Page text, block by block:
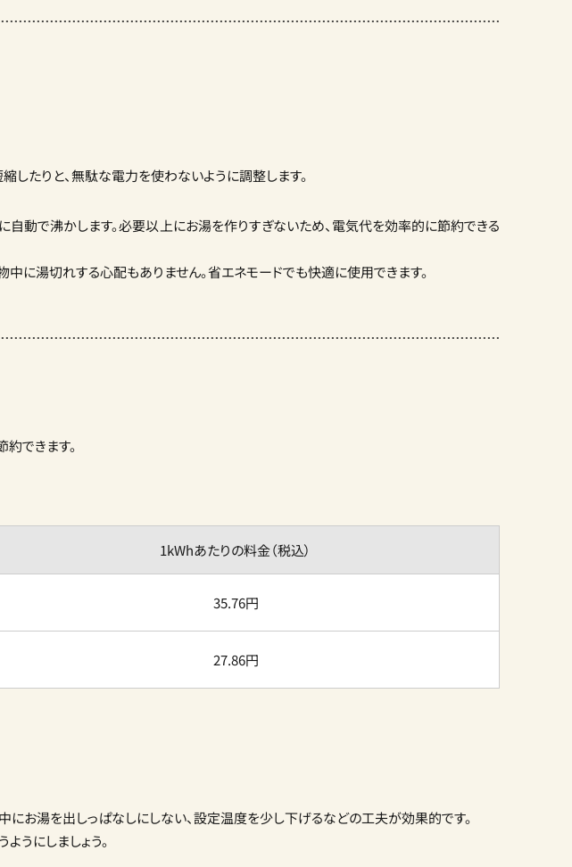
たりと、無駄な電力を使わないように調整します。
自動で沸かします。必要以上にお湯を作りすぎないため、電気代を効率的に節約できる
中に湯切れする心配もありません。省エネモードでも快適に使用できます。
できます。
1kWhあたりの料金（税込）
35.76円
27.86円
にお湯を出しっぱなしにしない、設定温度を少し下げるなどの工夫が効果的です。
うにしましょう。